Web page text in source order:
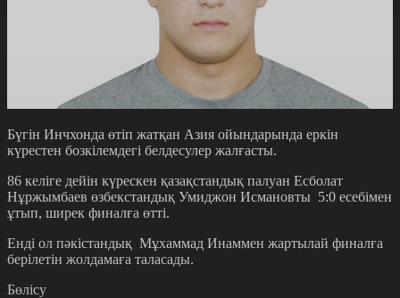
Бүгін Инчхонда өтіп жатқан Азия ойындарында еркін
күрестен бозкілемдегі белдесулер жалғасты.
86 келіге дейін күрескен қазақстандық палуан Есболат
Нұржымбаев өзбекстандық Умиджон Исмановты 5:0 есебімен
ұтып, ширек финалға өтті.
Енді ол пәкістандық Мұхаммад Инаммен жартылай финалға
берілетін жолдамаға таласады.
Бөлісу